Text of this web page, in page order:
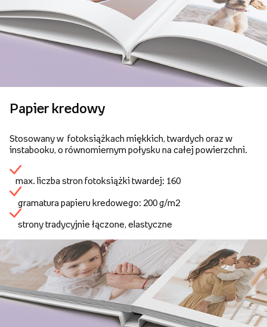
Papier kredowy
Stosowany w fotoksiążkach miękkich, twardych oraz w
instabooku, o równomiernym połysku na całej powierzchni.
max. liczba stron fotoksiążki twardej: 160
gramatura papieru kredowego: 200 g/m2
strony tradycyjnie łączone, elastyczne